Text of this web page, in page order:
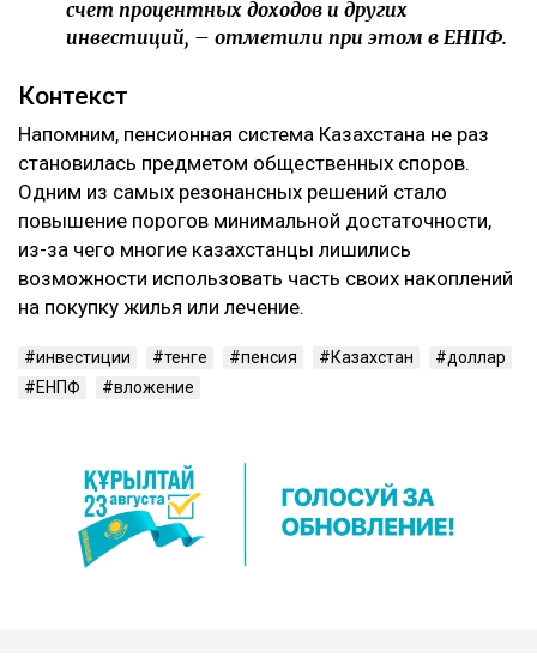
счет процентных доходов и других
инвестиций, – отметили при этом в ЕНПФ.
Контекст
Напомним, пенсионная система Казахстана не раз
становилась предметом общественных споров.
Одним из самых резонансных решений стало
повышение порогов минимальной достаточности,
из-за чего многие казахстанцы лишились
возможности использовать часть своих накоплений
на покупку жилья или лечение.
инвестиции тенге пенсия Казахстан
доллар
ЕНПФ
вложение